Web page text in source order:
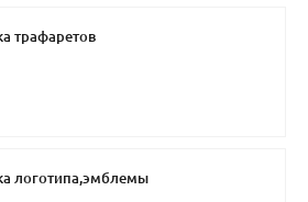
трафаретов
логотипа,эмблемы